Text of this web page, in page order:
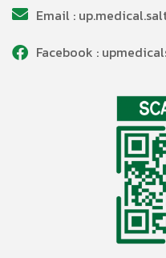
Email :
Facebook :